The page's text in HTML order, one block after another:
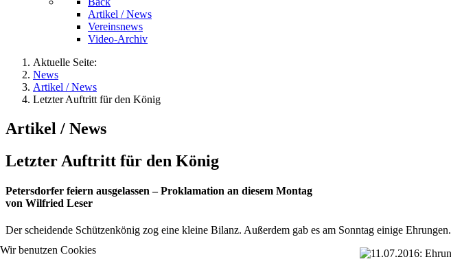
Artikel / News
Vereinsnews
Video-Archiv
Aktuelle Seite:
News
Artikel / News
Letzter Auftritt für den König
Artikel / News
Letzter Auftritt für den König
Petersdorfer feiern ausgelassen – Proklamation an diesem Montag
von Wilfried Leser
Der scheidende Schützenkönig zog eine kleine Bilanz. Außerdem gab es am Sonntag einige Ehrungen.
Wir benutzen Cookies